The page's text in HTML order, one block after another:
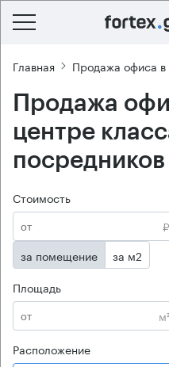
Главная Продажа офиса
Продажа
центре
посредников
Стоимость
₽
за помещение
за м2
Площадь
м²
Расположение